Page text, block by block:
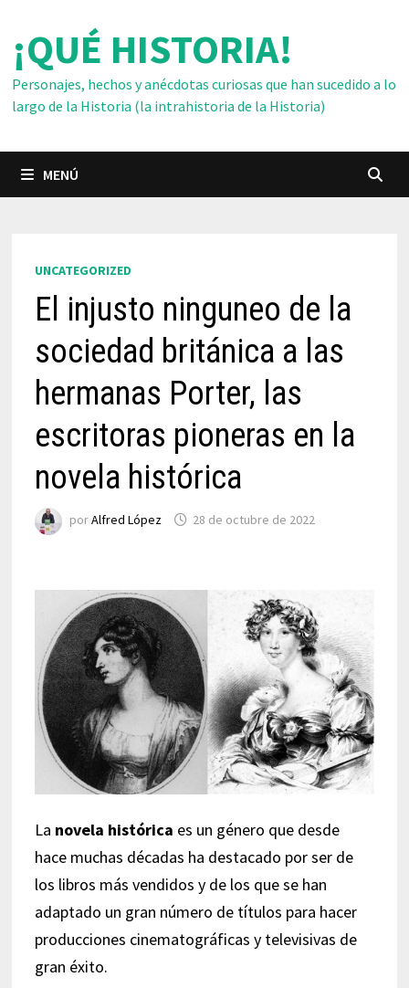
contenido
¡QUÉ HISTORIA!
Personajes, hechos y anécdotas curiosas que han sucedido a lo
largo de la Historia (la intrahistoria de la Historia)
MENÚ
UNCATEGORIZED
El injusto ninguneo de la
sociedad británica a las
hermanas Porter, las
escritoras pioneras en la
novela histórica
porAlfred López 28 de octubre de 2022
La novela histórica es un género que desde
hace muchas décadas ha destacado por ser de
los libros más vendidos y de los que se han
adaptado un gran número de títulos para hacer
producciones cinematográficas y televisivas de
gran éxito.